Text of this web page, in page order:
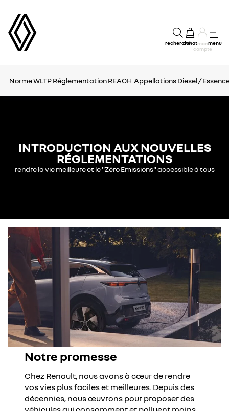
rechercheachatmon
compte
menu
Norme WLTP Réglementation REACH Appellations Diesel /
INTRODUCTION AUX NOUVELLES
RÉGLEMENTATIONS
rendre la vie meilleure et le "Zéro Emissions" accessible à tous
Notre promesse
Chez Renault, nous avons à cœur de rendre
vos vies plus faciles et meilleures. Depuis des
décennies, nous œuvrons pour proposer des